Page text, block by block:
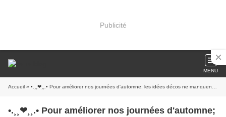
Publicité
MENU
Accueil » •.¸¸❤¸¸.• Pour améliorer nos journées d'automne; les idées décos ne manquent pas...elles sont toutes excellentes
•.¸¸❤¸¸.• Pour améliorer nos journées d'automne;